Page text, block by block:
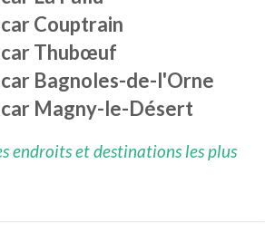
Couptrain
Thubœuf
Bagnoles-de-l'Orne
Magny-le-Désert
endroits et destinations les plus